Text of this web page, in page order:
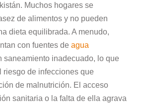
Muchos hogares se
de alimentos y no pueden
dieta equilibrada. A menudo,
con fuentes de agua
saneamiento inadecuado, lo que
riesgo de infecciones que
de malnutrición. El acceso
sanitaria o la falta de ella agrava